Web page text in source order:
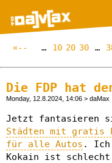
«-- … 10 20 30 …
Die FDP hat
Monday, 12.8.2024, 14:06 > daMax
Jetzt fantasieren
Städten mit gratis
für alle Autos . Ich
Kokain ist